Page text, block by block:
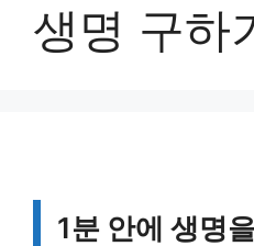
생명 구하
1분 안에 생명